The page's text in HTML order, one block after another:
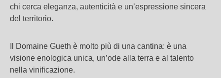
chi cerca eleganza, autenticità e un’espressione sincera
del territorio.
Il Domaine Gueth è molto più di una cantina: è una
visione enologica unica, un’ode alla terra e al talento
nella vinificazione.